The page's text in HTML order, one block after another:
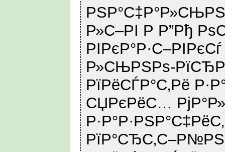
Р»С–РІ Р Р”Рђ
Р»СЊРЅРѕ-
РїРёСЃР°С‚Рё
СЏРєРёС…